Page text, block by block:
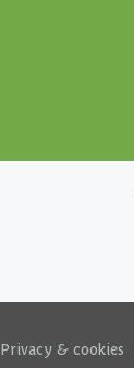
Privacy & cookies